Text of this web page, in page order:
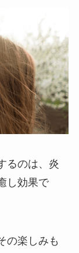
るのは、炎
し効果で
の楽しみも